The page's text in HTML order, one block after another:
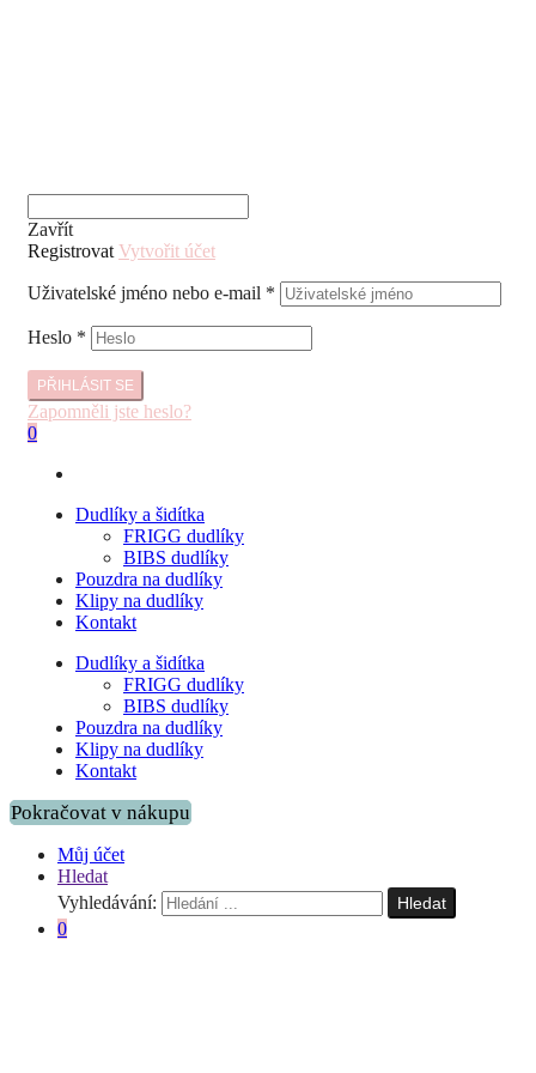
Zavřít
Registrovat Vytvořit účet
Uživatelské jméno nebo e-mail *
Heslo *
PŘIHLÁSIT SE
Zapomněli jste heslo?
0
Dudlíky a šidítka
FRIGG dudlíky
BIBS dudlíky
Pouzdra na dudlíky
Klipy na dudlíky
Kontakt
Dudlíky a šidítka
FRIGG dudlíky
BIBS dudlíky
Pouzdra na dudlíky
Klipy na dudlíky
Kontakt
Pokračovat v nákupu
Můj účet
Hledat
Vyhledávání:
Hledat
0